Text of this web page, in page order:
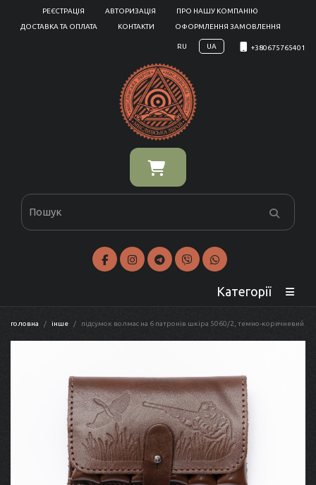
РЕЄСТРАЦІЯ АВТОРИЗАЦІЯ
ПРО НАШУ КОМПАНІЮ
ДОСТАВКА ТА ОПЛАТА
КОНТАКТИ ОФОРМЛЕННЯ ЗАМОВЛЕННЯ
RU UA +380675765401
Категорії
головна інше підсумок волмас на 6 патронів шкіра 5060/2, темно-коричневий